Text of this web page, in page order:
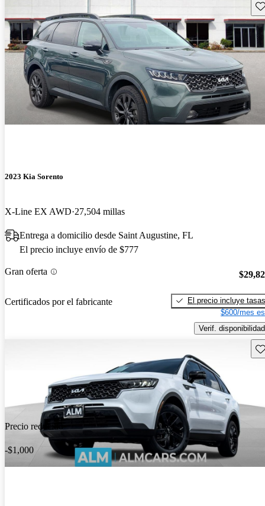
2023 Kia Sorento
X-Line EX AWD 27,504 millas
Entrega a domicilio desde Saint Augustine, FL
El precio incluye envío de $777
Gran oferta
Certificados por el fabricante
El precio incluye tasas
$600/mes
Verif. disponibilidad
Precio reducido
-$1,000